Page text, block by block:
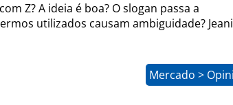
Z? A ideia é boa? O slogan passa a
utilizados causam ambiguidade?
Mercado >